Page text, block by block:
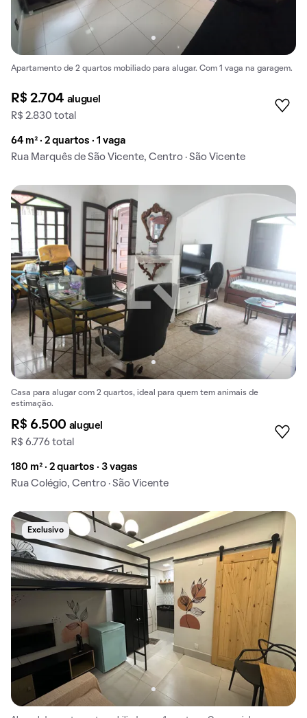
Apartamento de 2 quartos mobiliado para alugar. Com 1 vaga na garagem.
R$ 2.704 aluguel
R$ 2.830 total
64 m² · 2 quartos · 1 vaga
Rua Marquês de São Vicente, Centro · São Vicente
Casa para alugar com 2 quartos, ideal para quem tem animais de
estimação.
R$ 6.500 aluguel
R$ 6.776 total
180 m² · 2 quartos · 3 vagas
Rua Colégio, Centro · São Vicente
Exclusivo